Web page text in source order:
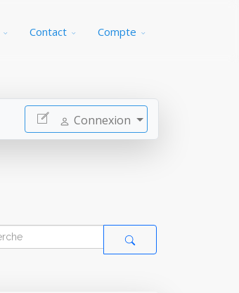
Contact Compte
Connexion